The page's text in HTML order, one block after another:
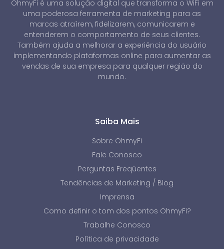
OhmyFi é uma solução digital que transforma o WiFi em
uma poderosa ferramenta de marketing para as
marcas atraírem, fidelizarem, comunicarem e
entenderem o comportamento de seus clientes.
Também ajuda a melhorar a experiência do usuário
implementando plataformas online para aumentar as
vendas de sua empresa para qualquer região do
mundo.
Saiba Mais
Sobre OhmyFi
Fale Conosco
Perguntas Freqüentes
Tendências de Marketing / Blog
Imprensa
Como definir o tom dos pontos OhmyFi?
Trabalhe Conosco
Política de privacidade